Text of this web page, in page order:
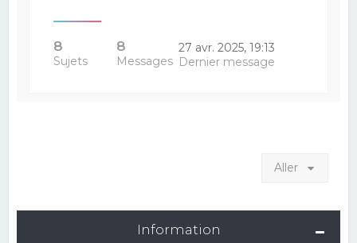
8
Sujets
8
Messages
27 avr. 2025, 19:13
Dernier message
Aller
Information